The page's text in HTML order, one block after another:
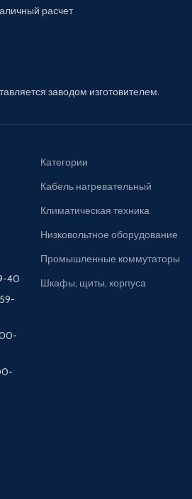
расчет
заводом изготовителем.
40
Категории
Кабель нагревательный
Климатическая техника
Низковольтное оборудование
Промышленные коммутаторы
Шкафы, щиты, корпуса